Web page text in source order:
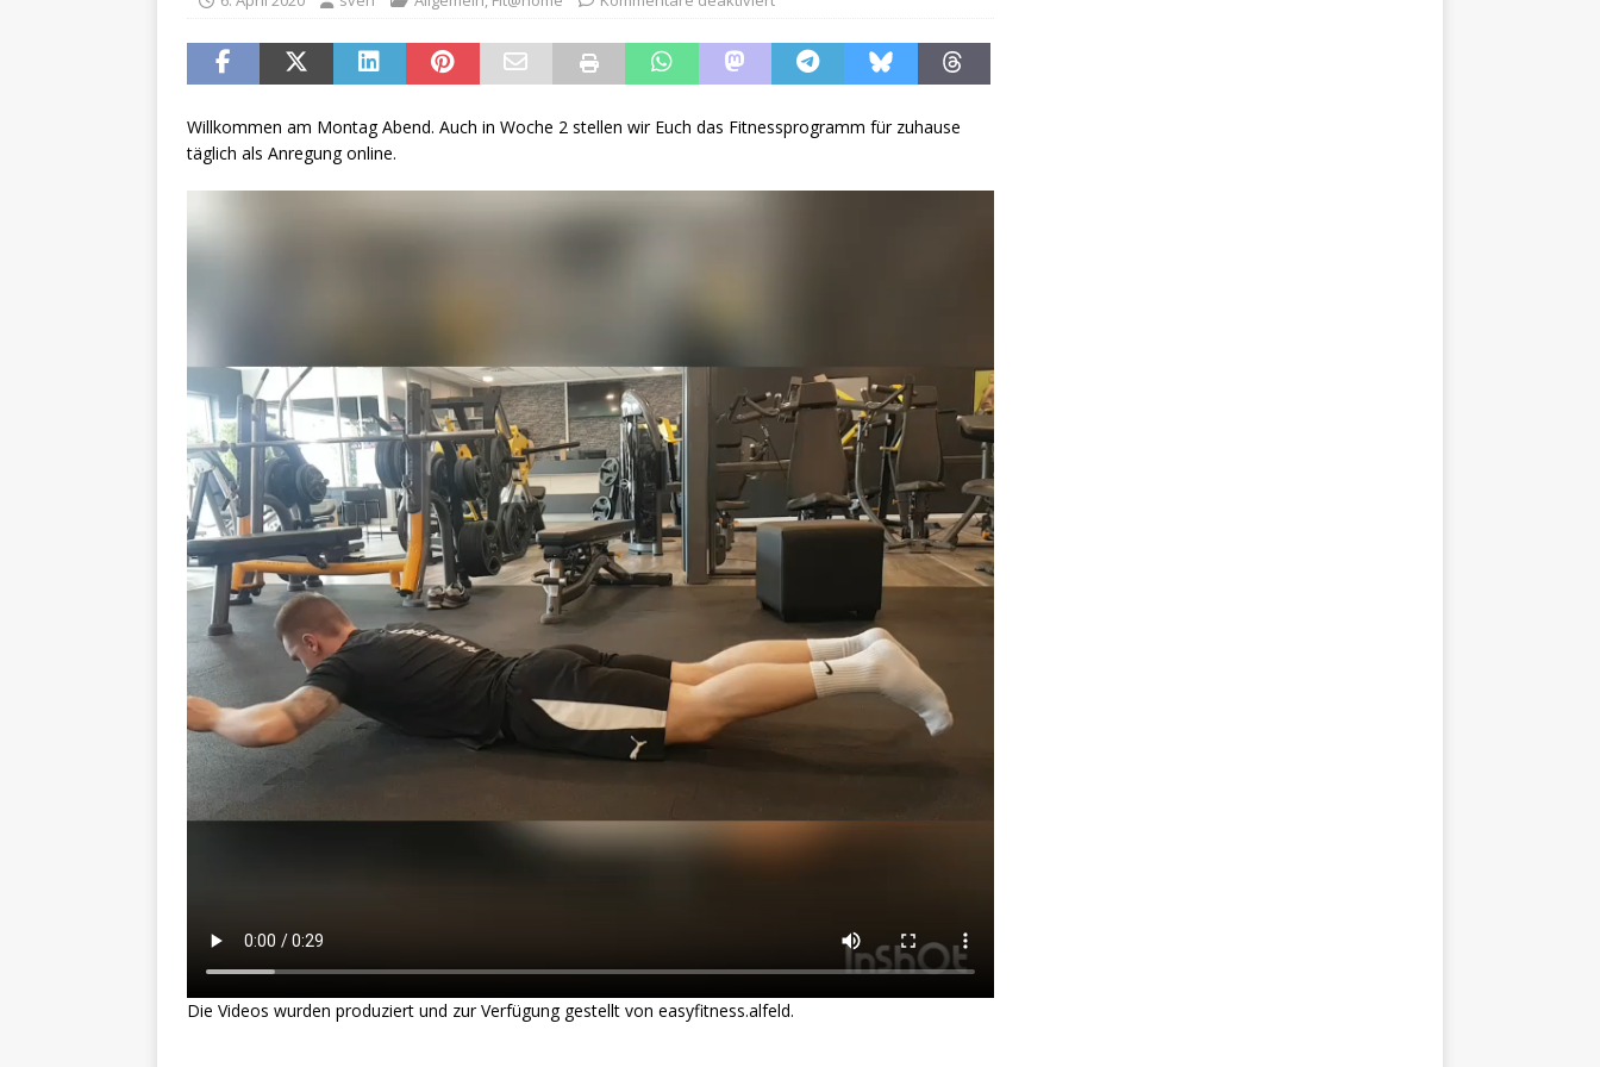
[ 14. Dezember 2025 ]
Ehrung langjähriger SV Alfeld-Mitglieder
ALLGEMEIN
[ 31. Oktober 2025 ]
SVA1858
ALLGEMEIN
[ 25. Juni 2025 ]
[ 10. Mai 2025 ] Die REWE Aktion „Scheine für Vereine“ ist wieder da!
ALLGEMEIN
[ 28. November 2024 ] Gemeinsam im Gedenken
ALLGEMEIN
[ 6. Juni 2026 ] Delegiertenversammlung 2026 ALLGEMEIN
Willkommen am Montag Abend. Auch in Woche 2 stellen wir Euch das Fitnessprogramm für zuhause
täglich als Anregung online.
Die Videos wurden produziert und zur Verfügung gestellt von easyfitness.alfeld.